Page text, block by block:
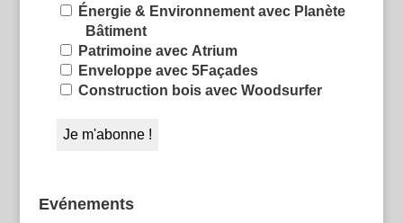
Énergie & Environnement avec Planète
Bâtiment
Patrimoine avec Atrium
Enveloppe avec 5Façades
Construction bois avec Woodsurfer
Evénements